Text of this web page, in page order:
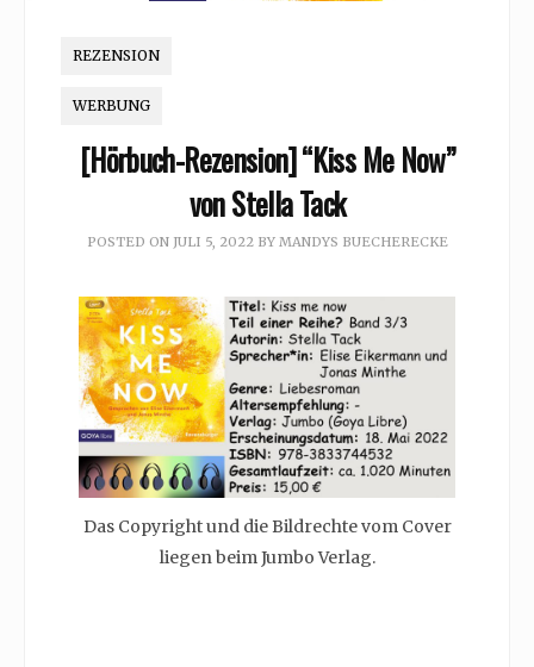
REZENSION
WERBUNG
[Hörbuch-Rezension] “Kiss Me Now”
von Stella Tack
POSTED ON JULI 5, 2022BY MANDYS BUECHERECKE
Das Copyright und die Bildrechte vom Cover
liegen beim Jumbo Verlag.